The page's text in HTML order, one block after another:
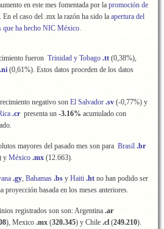
en este mes fomentada por la promoción de
. En el caso del .mx la razón ha sido la apertura del
que ha hecho NIC México.
fueron Trinidad y Tobago .tt (0,38%),
.ni (0,61%). Estos datos proceden de los datos
negativo son El Salvador .sv (-0,77%) y
.cr presenta un -3.16% acumulado con
mayores del pasado mes son para Brasil .br
y México .mx (12.663).
.gy, Bahamas .bs y Haiti .ht no han podido ser
proyección basada en los meses anteriores.
registrados son son: Argentina .ar
), Mexico .mx (320.345) y Chile .cl (249.210).